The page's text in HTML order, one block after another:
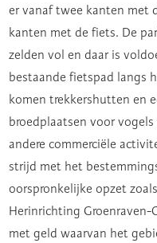
er vanaf twee kanten met
kanten met de fiets. De
zelden vol en daar is
bestaande fietspad langs
komen trekkershutten en
broedplaatsen voor
andere commerciële
strijd met het
oorspronkelijke opzet
Herinrichting Groenraven-
met geld waarvan het